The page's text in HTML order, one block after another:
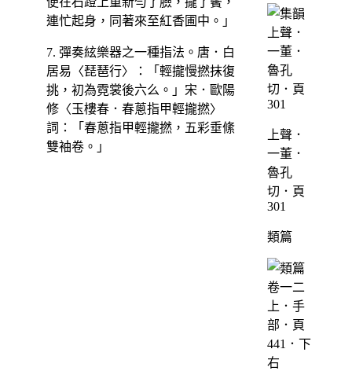
連忙起身，同著來至紅香圃中。」
7. 彈奏絃樂器之一種指法。唐．白
居易〈琵琶行〉：「輕攏慢撚抹復
挑，初為霓裳後六么。」宋．歐陽
修〈玉樓春．春蔥指甲輕攏撚〉
詞：「春蔥指甲輕攏撚，五彩垂絛
雙袖卷。」
上聲．
一董．
魯孔
切．頁
301
類篇